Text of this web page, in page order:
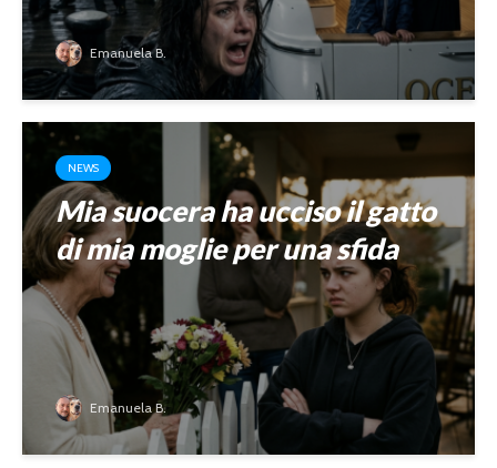
Emanuela B.
NEWS
Mia suocera ha ucciso il gatto
di mia moglie per una sfida
Emanuela B.